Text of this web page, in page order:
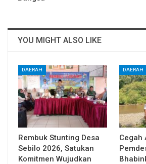
YOU MIGHT ALSO LIKE
DAERAH
Rembuk Stunting Desa
Sebilo 2026, Satukan
Komitmen Wujudkan
DAERAH
Cegah